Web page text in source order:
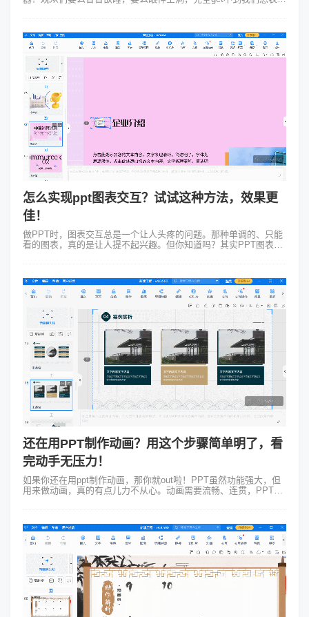
怎么实现ppt图表交互？试试这种方法，效果更
佳！
做PPT时，图表交互总是一个让人头疼的问题。那种单调的、只能
看的图表，真的是让人提不起兴趣。但你知道吗？其实PPT图表也
还在用PPT制作动画？用这个步骤简单明了，看
完动手无压力！
如果你还在用ppt制作动画，那你就out啦！PPT虽然功能强大，但
用来做动画，真的有点儿力不从心。动画需要流畅、连贯，PPT在